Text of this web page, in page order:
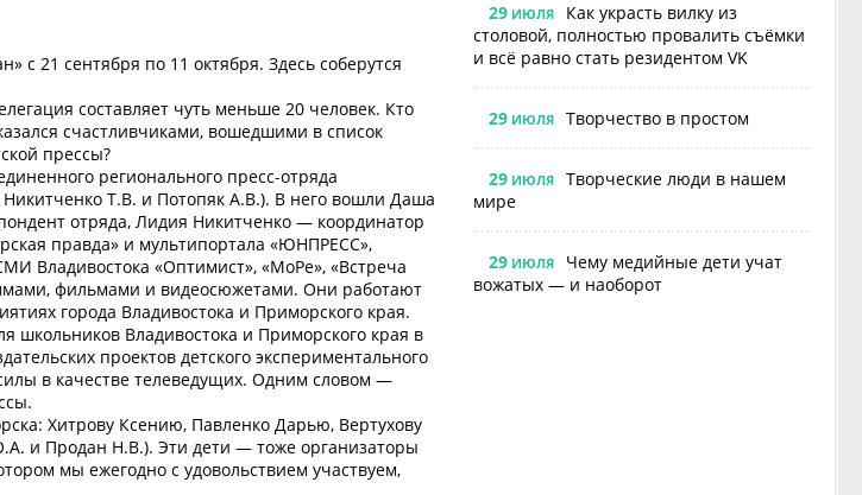
с 21 сентября по 11 октября. Здесь соберутся
составляет чуть меньше 20 человек. Кто
счастливчиками, вошедшими в список
прессы?
регионального пресс-отряда
Т.В. и Потопяк А.В.). В него вошли Даша
отряда, Лидия Никитченко — координатор
правда» и мультипортала «ЮНПРЕСС»,
Владивостока «Оптимист», «МоРе», «Встреча
фильмами и видеосюжетами. Они работают
города Владивостока и Приморского края.
школьников Владивостока и Приморского края в
проектов детского экспериментального
в качестве телеведущих. Одним словом —
Хитрову Ксению, Павленко Дарью, Вертухову
и Продан Н.В.). Эти дети — тоже организаторы
мы ежегодно с удовольствием участвуем,
29ИЮЛЯ
Как украсть вилку из
столовой, полностью провалить съёмки
и всё равно стать резидентом VK
29ИЮЛЯ Творчество в простом
29ИЮЛЯ
Творческие люди в нашем
мире
29ИЮЛЯ
Чему медийные дети учат
вожатых — и наоборот